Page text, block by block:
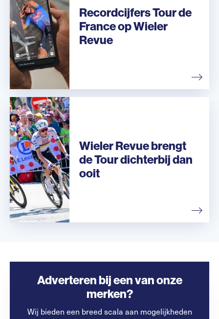
Recordcijfers Tour de
France op Wieler
Revue
Wieler Revue brengt
de Tour dichterbij dan
ooit
Adverteren bij een van onze
merken?
Wij bieden een breed scala aan mogelijkheden